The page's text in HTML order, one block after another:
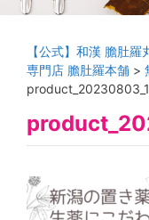
【公式】和漢 膽肚
専門店 膽肚羅本舗 >
product_20230803_1